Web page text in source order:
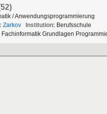
/Anwendungsprogrammierung
Zarkov Institution: Berufsschule
Fachinformatik Grundlagen